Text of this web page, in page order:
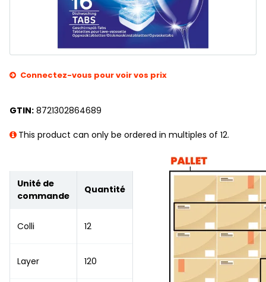
Connectez-vous pour voir vos prix
GTIN: 8721302864689
This product can only be ordered in multiples of 12.
Unité de
commande
Quantité
Colli 12
Layer 120